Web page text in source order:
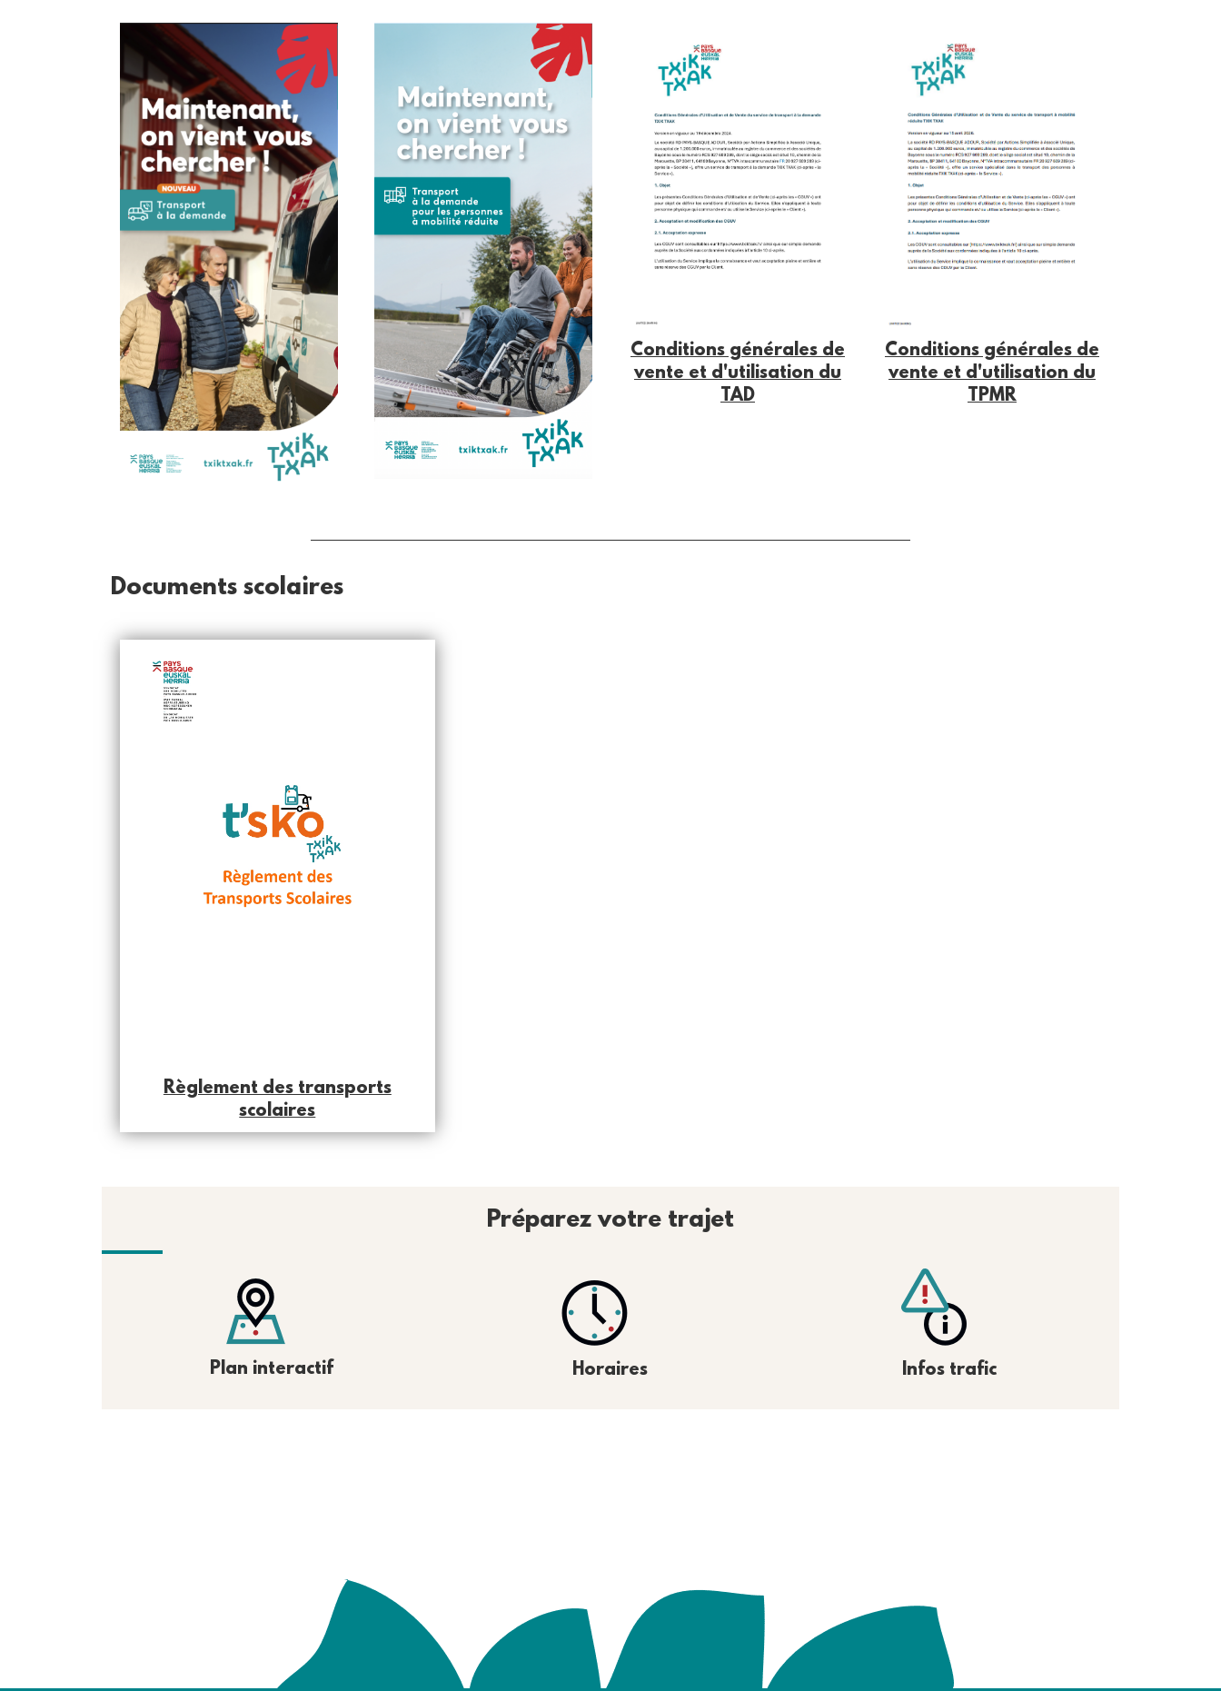
Conditions générales de
vente et d'utilisation du
TAD
Conditions générales de
vente et d'utilisation du
TPMR
Documents scolaires
Règlement des transports
scolaires
Préparez votre trajet
Plan interactif Horaires Infos trafic